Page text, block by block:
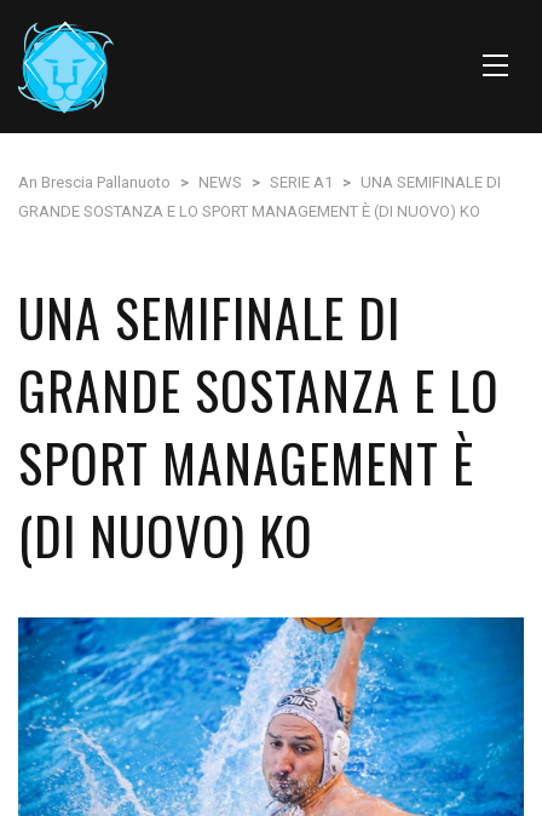
An Brescia Pallanuoto > NEWS > SERIE A1 > UNA SEMIFINALE DI
GRANDE SOSTANZA E LO SPORT MANAGEMENT È (DI NUOVO) KO
UNA SEMIFINALE DI
GRANDE SOSTANZA E LO
SPORT MANAGEMENT È
(DI NUOVO) KO